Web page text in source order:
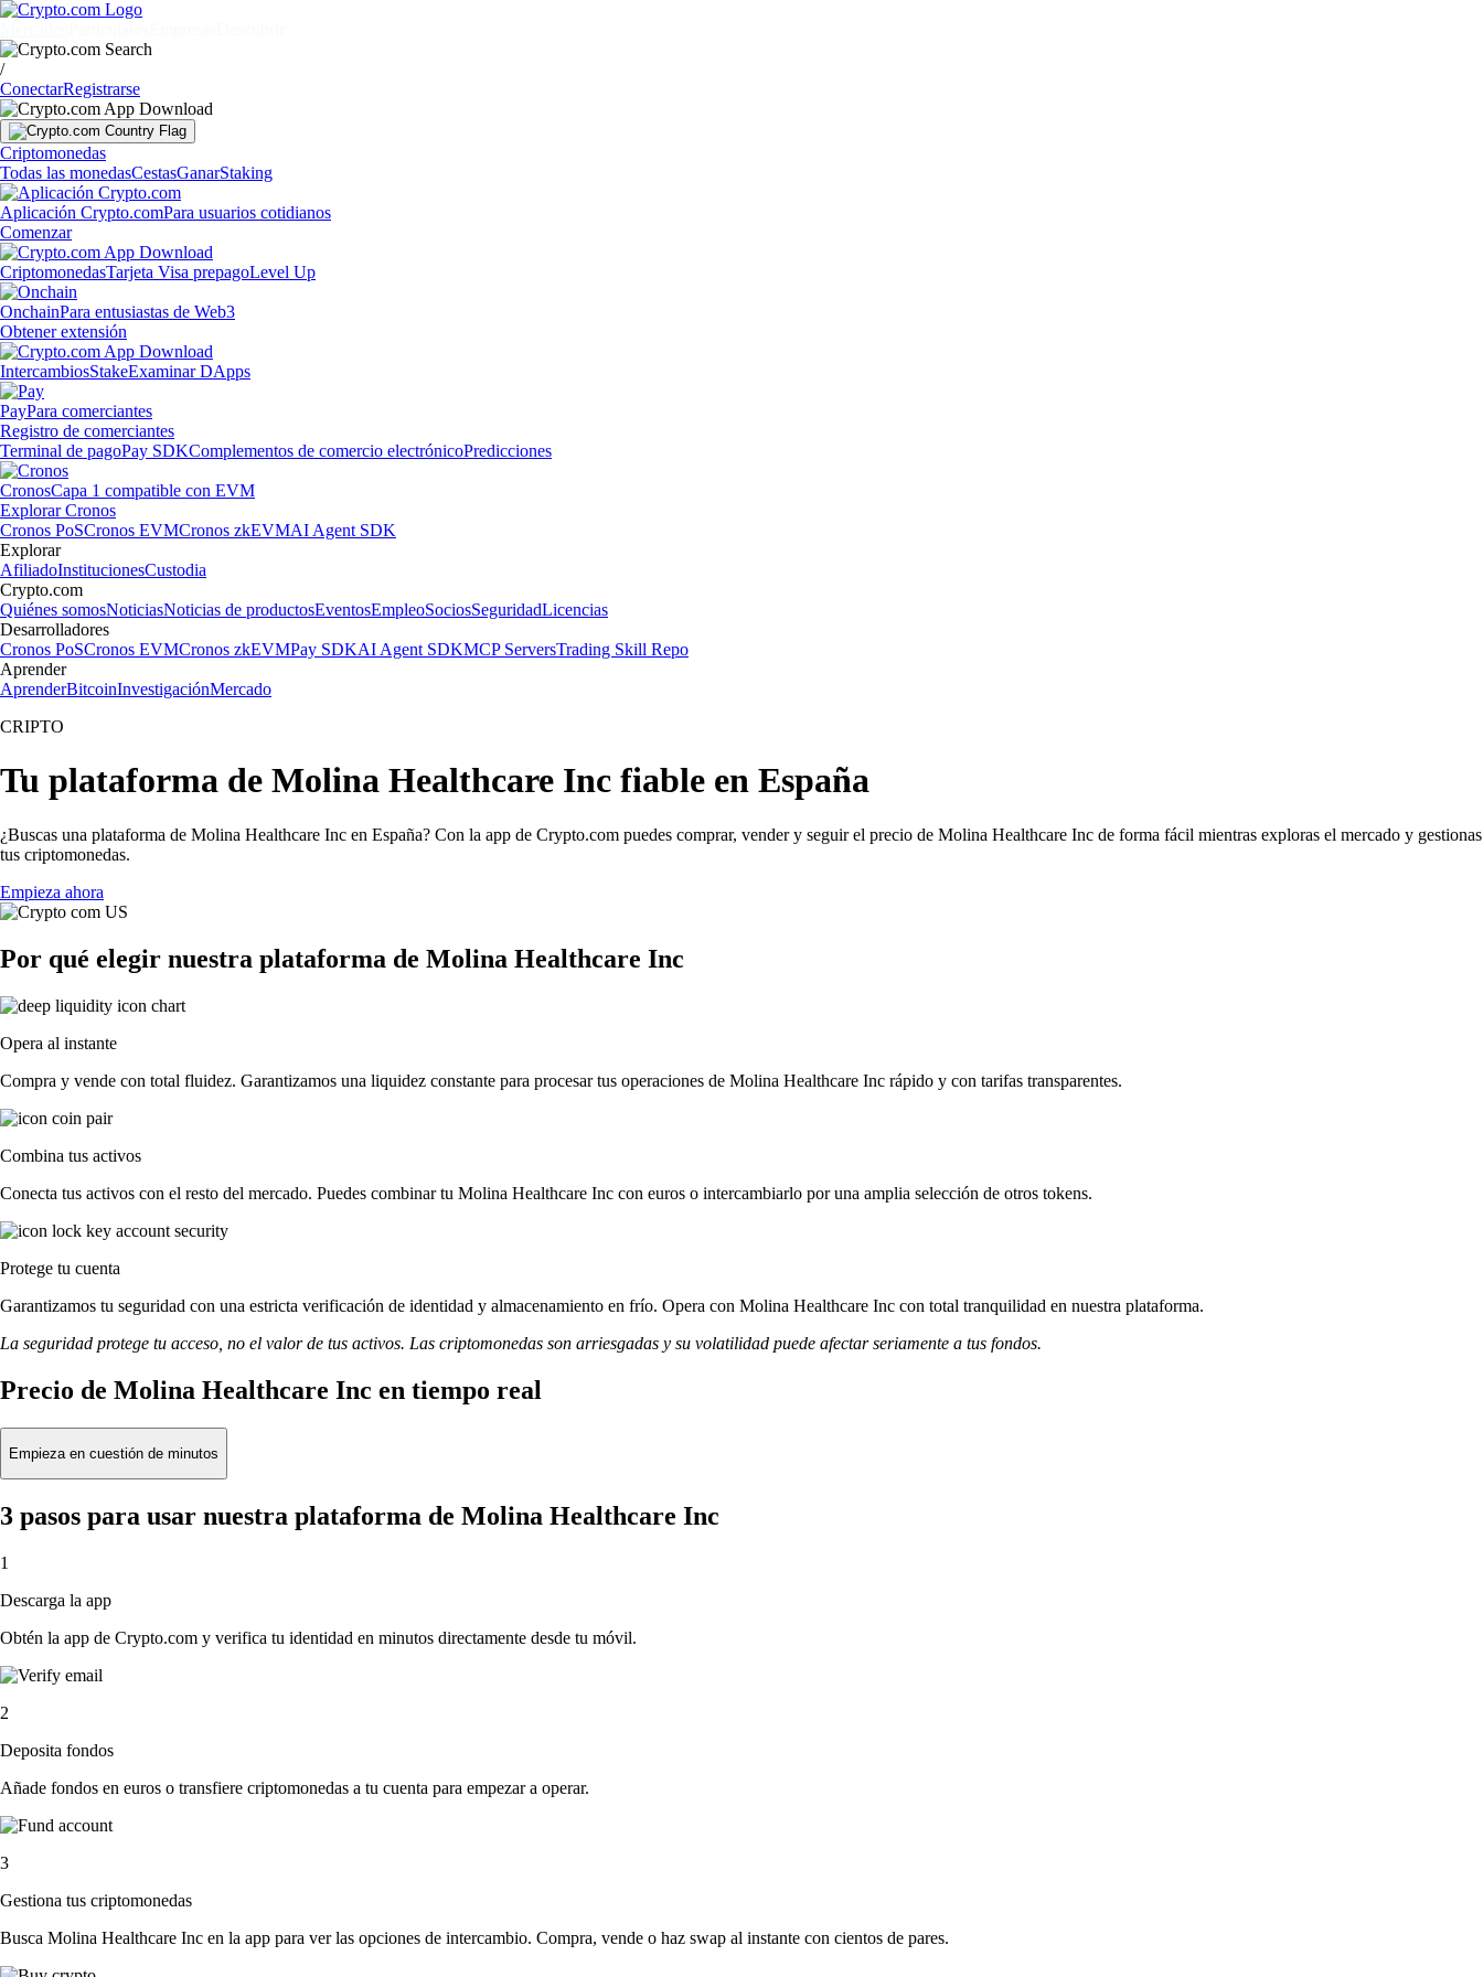
/
ConectarRegistrarse
Criptomonedas
Todas las monedasCestasGanarStaking
Aplicación Crypto.comPara usuarios cotidianos
Comenzar
CriptomonedasTarjeta Visa prepagoLevel Up
OnchainPara entusiastas de Web3
Obtener extensión
IntercambiosStakeExaminar DApps
PayPara comerciantes
Registro de comerciantes
Terminal de pagoPay SDKComplementos de comercio electrónicoPredicciones
CronosCapa 1 compatible con EVM
Explorar Cronos
Cronos PoSCronos EVMCronos zkEVMAI Agent SDK
Explorar
AfiliadoInstitucionesCustodia
Crypto.com
Quiénes somosNoticiasNoticias de productosEventosEmpleoSociosSeguridadLicencias
Desarrolladores
Cronos PoSCronos EVMCronos zkEVMPay SDKAI Agent SDKMCP ServersTrading Skill Repo
Aprender
AprenderBitcoinInvestigaciónMercado
CRIPTO
Tu plataforma de Molina Healthcare Inc fiable en España
¿Buscas una plataforma de Molina Healthcare Inc en España? Con la app de Crypto.com puedes comprar, vender y seguir el precio de Molina Healthcare Inc de forma fácil mientras exploras el mercado y gestionas
tus criptomonedas.
Empieza ahora
Por qué elegir nuestra plataforma de Molina Healthcare Inc
Opera al instante
Compra y vende con total fluidez. Garantizamos una liquidez constante para procesar tus operaciones de Molina Healthcare Inc rápido y con tarifas transparentes.
Combina tus activos
Conecta tus activos con el resto del mercado. Puedes combinar tu Molina Healthcare Inc con euros o intercambiarlo por una amplia selección de otros tokens.
Protege tu cuenta
Garantizamos tu seguridad con una estricta verificación de identidad y almacenamiento en frío. Opera con Molina Healthcare Inc con total tranquilidad en nuestra plataforma.
La seguridad protege tu acceso, no el valor de tus activos. Las criptomonedas son arriesgadas y su volatilidad puede afectar seriamente a tus fondos.
Precio de Molina Healthcare Inc en tiempo real
Empieza en cuestión de minutos
3 pasos para usar nuestra plataforma de Molina Healthcare Inc
1
Descarga la app
Obtén la app de Crypto.com y verifica tu identidad en minutos directamente desde tu móvil.
2
Deposita fondos
Añade fondos en euros o transfiere criptomonedas a tu cuenta para empezar a operar.
3
Gestiona tus criptomonedas
Busca Molina Healthcare Inc en la app para ver las opciones de intercambio. Compra, vende o haz swap al instante con cientos de pares.